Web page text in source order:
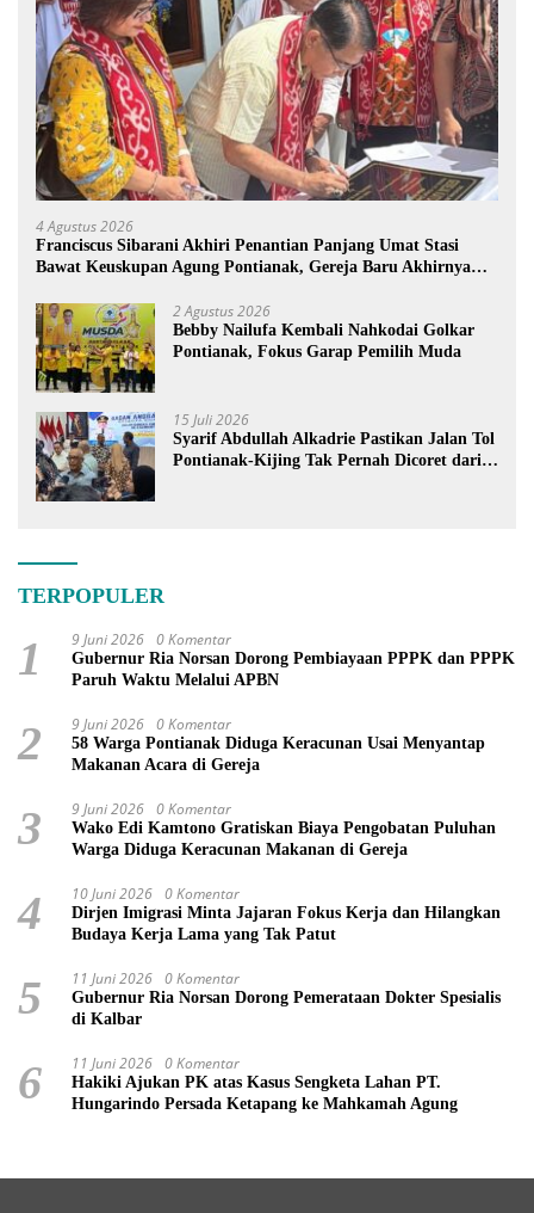
4 Agustus 2026
Franciscus Sibarani Akhiri Penantian Panjang Umat Stasi
Bawat Keuskupan Agung Pontianak, Gereja Baru Akhirnya
2 Agustus 2026
Bebby Nailufa Kembali Nahkodai Golkar
Pontianak, Fokus Garap Pemilih Muda
15 Juli 2026
Syarif Abdullah Alkadrie Pastikan Jalan Tol
Pontianak-Kijing Tak Pernah Dicoret dari
TERPOPULER
1 9 Juni 2026 0 Komentar
Gubernur Ria Norsan Dorong Pembiayaan PPPK dan PPPK
Paruh Waktu Melalui APBN
2 9 Juni 2026 0 Komentar
58 Warga Pontianak Diduga Keracunan Usai Menyantap
Makanan Acara di Gereja
3 9 Juni 2026 0 Komentar
Wako Edi Kamtono Gratiskan Biaya Pengobatan Puluhan
Warga Diduga Keracunan Makanan di Gereja
4 10 Juni 2026 0 Komentar
Dirjen Imigrasi Minta Jajaran Fokus Kerja dan Hilangkan
Budaya Kerja Lama yang Tak Patut
5 11 Juni 2026 0 Komentar
Gubernur Ria Norsan Dorong Pemerataan Dokter Spesialis
di Kalbar
6 11 Juni 2026 0 Komentar
Hakiki Ajukan PK atas Kasus Sengketa Lahan PT.
Hungarindo Persada Ketapang ke Mahkamah Agung